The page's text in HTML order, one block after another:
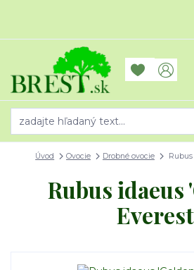
Úvod Ovocie Drobné ovocie
Rubus idaeus